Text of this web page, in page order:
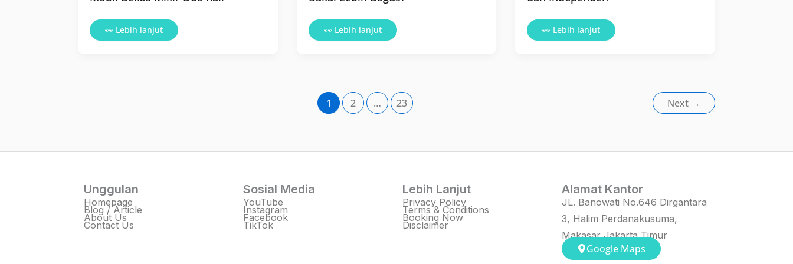
👀 Lebih lanjut 👀 Lebih lanjut 👀 Lebih lanjut
1 2 … 23 Next →
Unggulan
Homepage
Blog / Article
About Us
Contact Us
Sosial Media
YouTube
Instagram
Facebook
TikTok
Lebih Lanjut
Privacy Policy
Terms & Conditions
Booking Now
Disclaimer
Alamat Kantor
JL. Banowati No.646 Dirgantara
3, Halim Perdanakusuma,
Makasar Jakarta Timur
Google Maps